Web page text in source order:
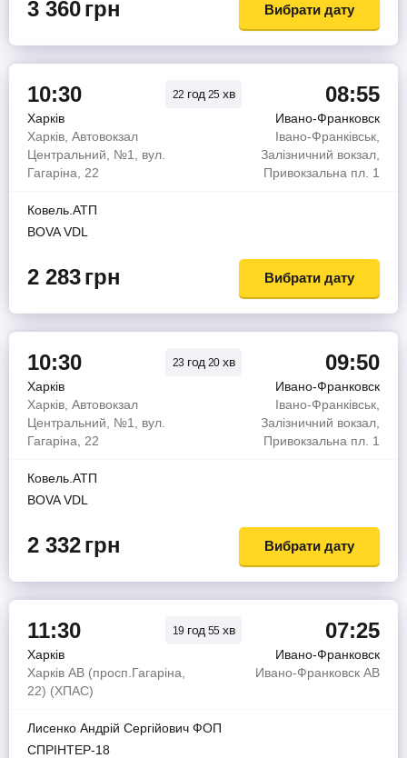
3 360грн Вибрати дату
10:30 22 год 25 хв 08:55
Харків
Ивано-Франковск
Харків, Автовокзал
Центральний, №1, вул.
Гагаріна, 22
Івано-Франківськ,
Залізничний вокзал,
Привокзальна пл. 1
Ковель.АТП
BOVA VDL
2 283грн Вибрати дату
10:30 23 год 20 хв 09:50
Харків
Ивано-Франковск
Харків, Автовокзал
Центральний, №1, вул.
Гагаріна, 22
Івано-Франківськ,
Залізничний вокзал,
Привокзальна пл. 1
Ковель.АТП
BOVA VDL
2 332грн Вибрати дату
11:30 19 год 55 хв 07:25
Харків
Ивано-Франковск
Харків АВ (просп.Гагаріна,
22) (ХПАС)
Ивано-Франковск АВ
Лисенко Андрiй Сергiйович ФОП
СПРІНТЕР-18